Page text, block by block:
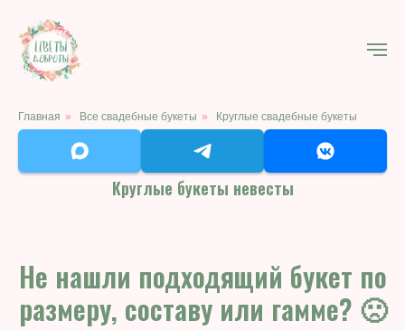
Главная » Все свадебные букеты » Круглые свадебные букеты
Круглые букеты невесты
Не нашли подходящий букет по
размеру, составу или гамме? 🙁